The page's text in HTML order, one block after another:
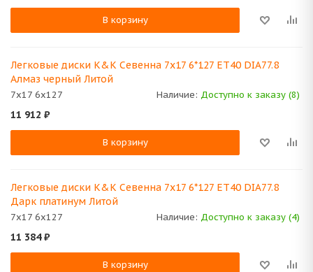
В корзину
Легковые диски K&K Севенна 7x17 6*127 ET40 DIA77.8
Алмаз черный Литой
7x17 6x127 Наличие: Доступно к заказу (8)
11 912 ₽
В корзину
Легковые диски K&K Севенна 7x17 6*127 ET40 DIA77.8
Дарк платинум Литой
7x17 6x127 Наличие: Доступно к заказу (4)
11 384₽
В корзину